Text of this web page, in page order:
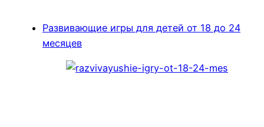
Развивающие игры для детей от 18 до 24
месяцев